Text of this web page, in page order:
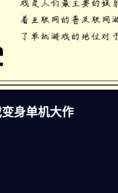
身单机大作